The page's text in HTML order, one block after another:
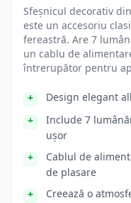
Sfeșnicul decorativ
este un accesoriu
fereastră. Are 7
un cablu de
întrerupător pentru
Design elegant
Include 7
ușor
Cablul de
de plasare
Creează o